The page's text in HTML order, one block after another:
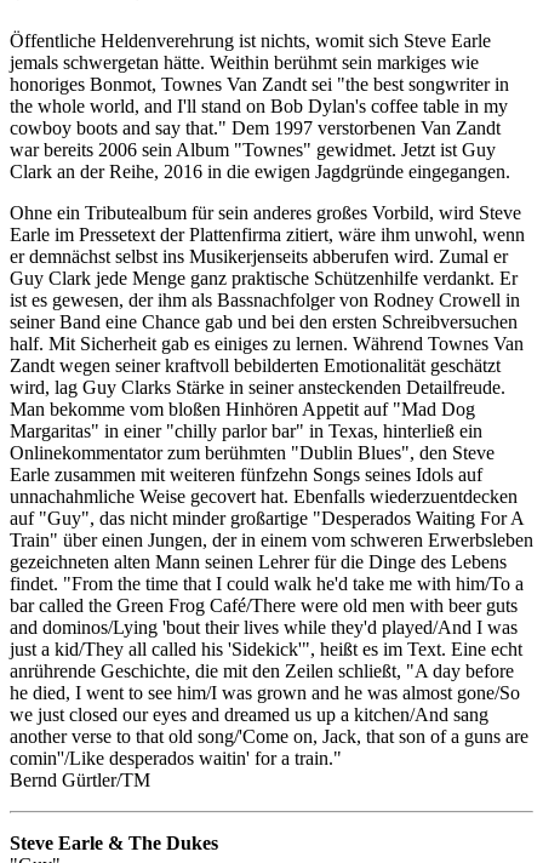
Öffentliche Heldenverehrung ist nichts, womit sich Steve Earle
jemals schwergetan hätte. Weithin berühmt sein markiges wie
honoriges Bonmot, Townes Van Zandt sei "the best songwriter in
the whole world, and I'll stand on Bob Dylan's coffee table in my
cowboy boots and say that." Dem 1997 verstorbenen Van Zandt
war bereits 2006 sein Album "Townes" gewidmet. Jetzt ist Guy
Clark an der Reihe, 2016 in die ewigen Jagdgründe eingegangen.
Ohne ein Tributealbum für sein anderes großes Vorbild, wird Steve
Earle im Pressetext der Plattenfirma zitiert, wäre ihm unwohl, wenn
er demnächst selbst ins Musikerjenseits abberufen wird. Zumal er
Guy Clark jede Menge ganz praktische Schützenhilfe verdankt. Er
ist es gewesen, der ihm als Bassnachfolger von Rodney Crowell in
seiner Band eine Chance gab und bei den ersten Schreibversuchen
half. Mit Sicherheit gab es einiges zu lernen. Während Townes Van
Zandt wegen seiner kraftvoll bebilderten Emotionalität geschätzt
wird, lag Guy Clarks Stärke in seiner ansteckenden Detailfreude.
Man bekomme vom bloßen Hinhören Appetit auf "Mad Dog
Margaritas" in einer "chilly parlor bar" in Texas, hinterließ ein
Onlinekommentator zum berühmten "Dublin Blues", den Steve
Earle zusammen mit weiteren fünfzehn Songs seines Idols auf
unnachahmliche Weise gecovert hat. Ebenfalls wiederzuentdecken
auf "Guy", das nicht minder großartige "Desperados Waiting For A
Train" über einen Jungen, der in einem vom schweren Erwerbsleben
gezeichneten alten Mann seinen Lehrer für die Dinge des Lebens
findet. "From the time that I could walk he'd take me with him/To a
bar called the Green Frog Café/There were old men with beer guts
and dominos/Lying 'bout their lives while they'd played/And I was
just a kid/They all called his 'Sidekick'", heißt es im Text. Eine echt
anrührende Geschichte, die mit den Zeilen schließt, "A day before
he died, I went to see him/I was grown and he was almost gone/So
we just closed our eyes and dreamed us up a kitchen/And sang
another verse to that old song/'Come on, Jack, that son of a guns are
comin''/Like desperados waitin' for a train."
Bernd Gürtler/TM
Steve Earle & The Dukes